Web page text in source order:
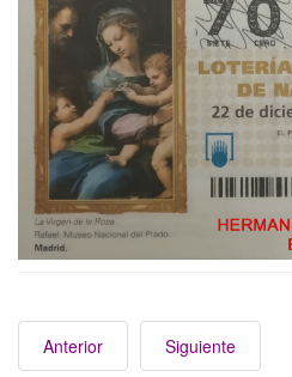
Anterior Siguiente